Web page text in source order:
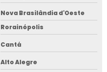
Nova Brasilândia d'Oeste
Rorainópolis
Cantá
Alto Alegre